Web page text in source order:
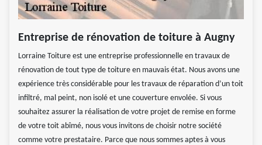
Entreprise de rénovation de toiture à Augny
Lorraine Toiture est une entreprise professionnelle en travaux de
rénovation de tout type de toiture en mauvais état. Nous avons une
expérience très considérable pour les travaux de réparation d’un toit
infiltré, mal peint, non isolé et une couverture envolée. Si vous
souhaitez assurer la réalisation de votre projet de remise en forme
de votre toit abîmé, nous vous invitons de choisir notre société
comme votre prestataire. Parce que nous sommes aptes à vous